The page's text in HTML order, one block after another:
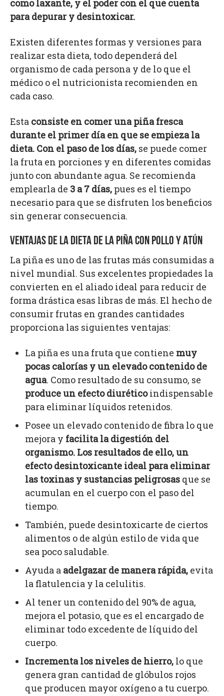
como laxante, y el poder con el que cuenta
para depurar y desintoxicar.
Existen diferentes formas y versiones para
realizar esta dieta, todo dependerá del
organismo de cada persona y de lo que el
médico o el nutricionista recomienden en
cada caso.
Esta consiste en comer una piña fresca
durante el primer día en que se empieza la
dieta. Con el paso de los días, se puede comer
la fruta en porciones y en diferentes comidas
junto con abundante agua. Se recomienda
emplearla de 3 a 7 días, pues es el tiempo
necesario para que se disfruten los beneficios
sin generar consecuencia.
VENTAJAS DE LA DIETA DE LA PIÑA CON POLLO Y ATÚN
La piña es uno de las frutas más consumidas a
nivel mundial. Sus excelentes propiedades la
convierten en el aliado ideal para reducir de
forma drástica esas libras de más. El hecho de
consumir frutas en grandes cantidades
proporciona las siguientes ventajas:
La piña es una fruta que contiene muy
pocas calorías y un elevado contenido de
agua. Como resultado de su consumo, se
produce un efecto diuréticoindispensable
para eliminar líquidos retenidos.
Posee un elevado contenido de fibra lo que
mejora y facilita la digestión del
organismo. Los resultados de ello, un
efecto desintoxicante ideal para eliminar
las toxinas y sustancias peligrosas que se
acumulan en el cuerpo con el paso del
tiempo.
También, puede desintoxicarte de ciertos
alimentos o de algún estilo de vida que
sea poco saludable.
Ayuda a adelgazar de manera rápida, evita
la flatulencia y la celulitis.
Al tener un contenido del 90% de agua,
mejora el potasio, que es el encargado de
eliminar todo excedente de líquido del
cuerpo.
Incrementa los niveles de hierro, lo que
genera gran cantidad de glóbulos rojos
que producen mayor oxígeno a tu cuerpo.